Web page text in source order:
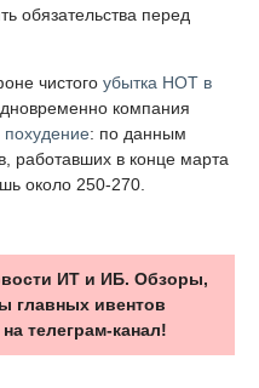
обязательства перед
чистого убытка НОТ в
компания
похудение: по данным
работавших в конце марта
около 250-270.
ИТ и ИБ. Обзоры,
главных ивентов
телеграм-канал!